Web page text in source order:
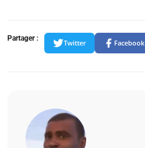
Partager :
Twitter Facebook